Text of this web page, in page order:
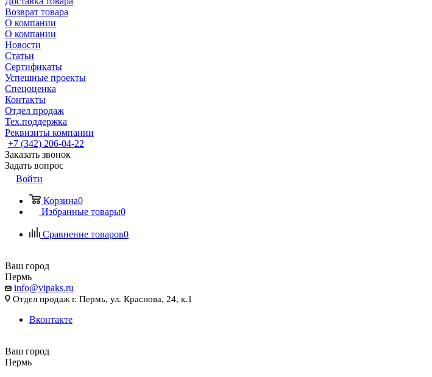
Возврат товара
О компании
О компании
Новости
Статьи
Сертификаты
Успешные проекты
Спецоценка
Контакты
Отдел продаж
Тех.поддержка
Реквизиты компании
+7 (342) 206-04-22
Заказать звонок
Задать вопрос
Войти
Корзина0
Избранные товары0
Сравнение товаров0
Ваш город
Пермь
info@vipaks.ru
Отдел продаж г. Пермь, ул. Краснова, 24, к.1
Вконтакте
Ваш город
Пермь